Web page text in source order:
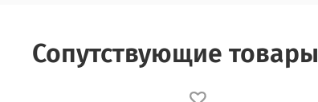
Сопутствующие товары